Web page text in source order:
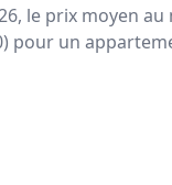
le prix moyen au
pour un